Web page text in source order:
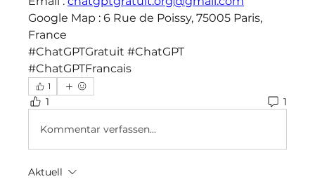
Google Map : 6 Rue de Poissy, 75005 Paris,
France
#ChatGPTGratuit #ChatGPT
#ChatGPTFrancais
1
1 1
Kommentar verfassen...
Aktuell